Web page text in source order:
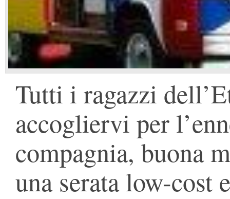
Tutti i ragazzi
accogliervi per
compagnia, buona
una serata low-cost